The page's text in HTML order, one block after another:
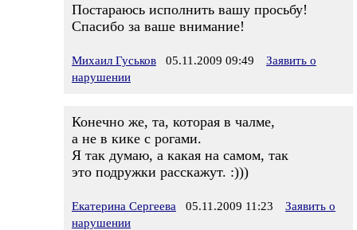
Постараюсь исполнить вашу просьбу!
Спасибо за ваше внимание!
Михаил Гуськов 05.11.2009 09:49
Заявить о
нарушении
Конечно же, та, которая в чалме,
а не в кике с рогами.
Я так думаю, а какая на самом, так
это подружки расскажут. :)))
Екатерина Сергеева 05.11.2009 11:23
Заявить о
нарушении